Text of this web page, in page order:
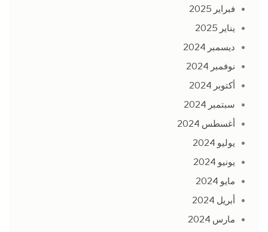
فبراير 2025
يناير 2025
ديسمبر 2024
نوفمبر 2024
أكتوبر 2024
سبتمبر 2024
أغسطس 2024
يوليو 2024
يونيو 2024
مايو 2024
أبريل 2024
مارس 2024